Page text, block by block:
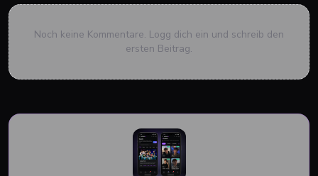
Noch keine Kommentare. Logg dich ein und schreib den
ersten Beitrag.